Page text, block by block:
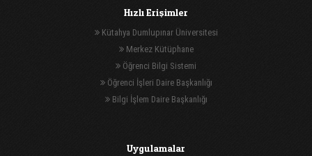
Hızlı Erişimler
Kütahya Dumlupınar Üniversitesi
Merkez Kütüphane
Öğrenci Bilgi Sistemi
Öğrenci İşleri Daire Başkanlığı
Bilgi İşlem Daire Başkanlığı
Uygulamalar